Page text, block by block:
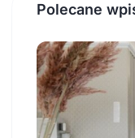
Polecane